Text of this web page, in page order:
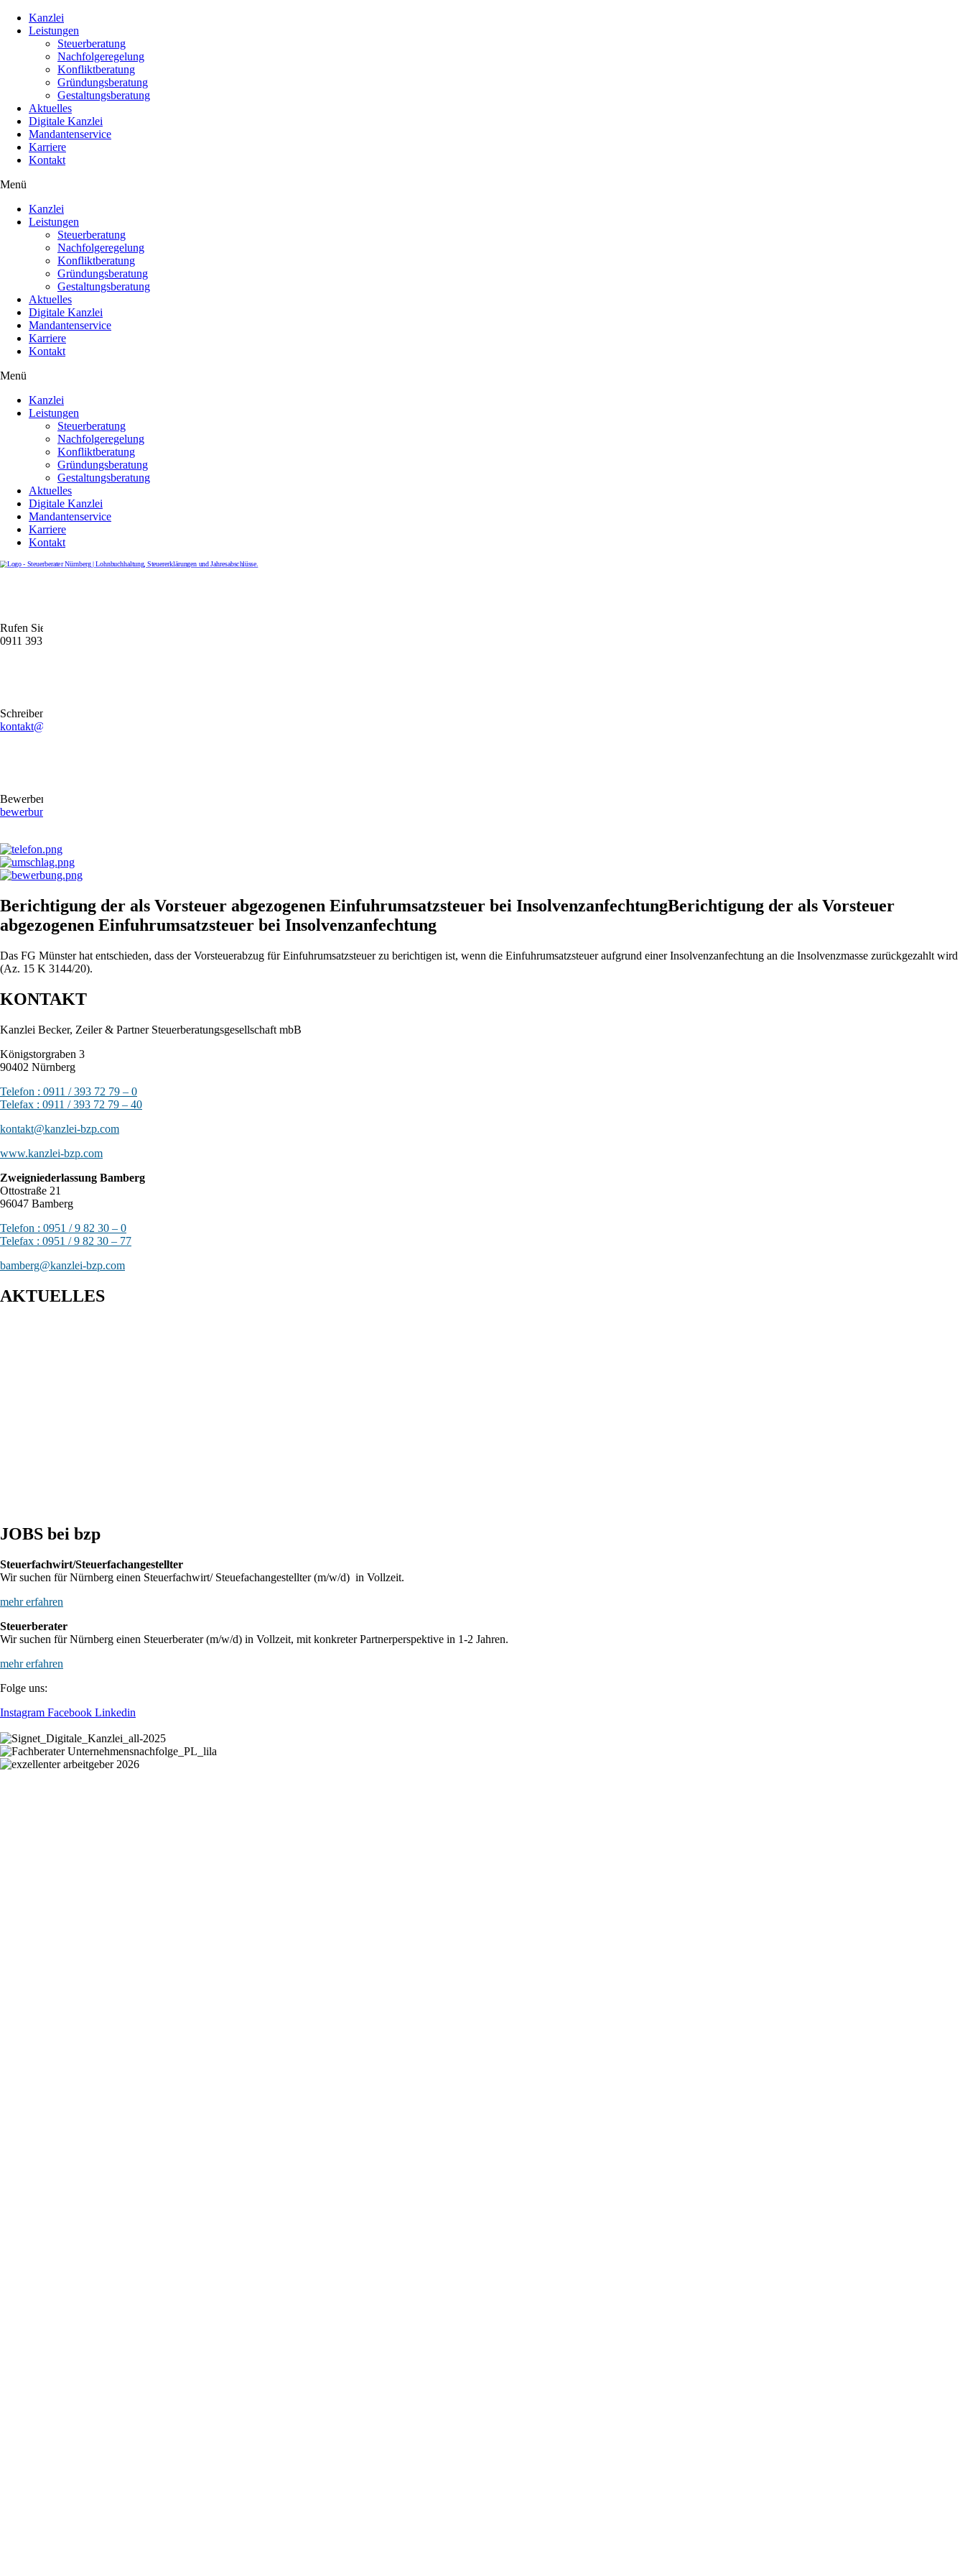
Kanzlei
Leistungen
Steuerberatung
Nachfolgeregelung
Konfliktberatung
Gründungsberatung
Gestaltungsberatung
Aktuelles
Digitale Kanzlei
Mandantenservice
Karriere
Kontakt
Menü
Kanzlei
Leistungen
Steuerberatung
Nachfolgeregelung
Konfliktberatung
Gründungsberatung
Gestaltungsberatung
Aktuelles
Digitale Kanzlei
Mandantenservice
Karriere
Kontakt
Menü
Kanzlei
Leistungen
Steuerberatung
Nachfolgeregelung
Konfliktberatung
Gründungsberatung
Gestaltungsberatung
Aktuelles
Digitale Kanzlei
Mandantenservice
Karriere
Kontakt
Rufen Sie uns gerne an
0911 39372790
Schreiben Sie uns gerne eine E-Mail
kontakt@stb-becker-zeiler.de
Bewerben Sie sich online oder per E-Mail
bewerbung@stb-becker-zeiler.de
Berichtigung der als Vorsteuer abgezogenen Einfuhrumsatzsteuer bei InsolvenzanfechtungBerichtigung der als Vorsteuer
abgezogenen Einfuhrumsatzsteuer bei Insolvenzanfechtung
Das FG Münster hat entschieden, dass der Vorsteuerabzug für Einfuhrumsatzsteuer zu berichtigen ist, wenn die Einfuhrumsatzsteuer aufgrund einer Insolvenzanfechtung an die Insolvenzmasse zurückgezahlt wird
(Az. 15 K 3144/20).
KONTAKT
Kanzlei Becker, Zeiler & Partner Steuerberatungsgesellschaft mbB
Königstorgraben 3
90402 Nürnberg
Telefon : 0911 / 393 72 79 – 0
Telefax : 0911 / 393 72 79 – 40
kontakt@kanzlei-bzp.com
www.kanzlei-bzp.com
Zweigniederlassung Bamberg
Ottostraße 21
96047 Bamberg
Telefon : 0951 / 9 82 30 – 0
Telefax : 0951 / 9 82 30 – 77
bamberg@kanzlei-bzp.com
AKTUELLES
JOBS bei bzp
Steuerfachwirt/Steuerfachangestellter
Wir suchen für Nürnberg einen Steuerfachwirt/ Steuefachangestellter (m/w/d) in Vollzeit.
mehr erfahren
Steuerberater
Wir suchen für Nürnberg einen Steuerberater (m/w/d) in Vollzeit, mit konkreter Partnerperspektive in 1-2 Jahren.
mehr erfahren
Folge uns:
Instagram Facebook Linkedin